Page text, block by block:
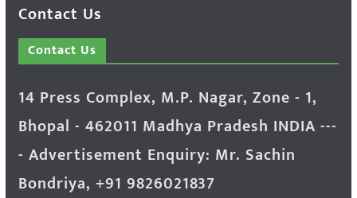
Contact Us
Contact Us
14 Press Complex, M.P. Nagar, Zone - 1,
Bhopal - 462011 Madhya Pradesh INDIA ---
- Advertisement Enquiry: Mr. Sachin
Bondriya, +91 9826021837